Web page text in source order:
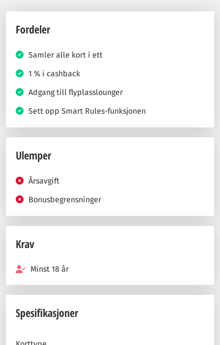
Fordeler
Samler alle kort i ett
1 % i cashback
Adgang till flyplasslounger
Sett opp Smart Rules-funksjonen
Ulemper
Årsavgift
Bonusbegrensninger
Krav
Minst 18 år
Spesifikasjoner